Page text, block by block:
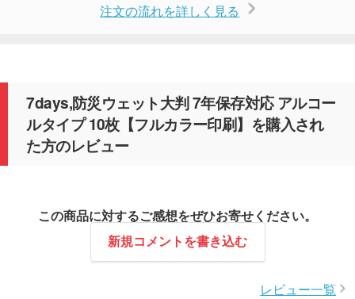
注文の流れを詳しく見る
7days,防災ウェット大判 7年保存対応 アルコー
ルタイプ 10枚【フルカラー印刷】を購入され
た方のレビュー
この商品に対するご感想をぜひお寄せください。
新規コメントを書き込む
レビュー一覧